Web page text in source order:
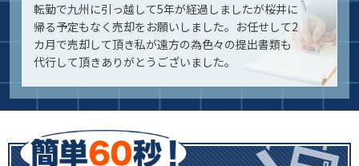
転勤で九州に引っ越して5年が経過しましたが桜井に
帰る予定もなく売却をお願いしました。お任せして2
カ月で売却して頂き私が遠方の為色々の提出書類も
代行して頂きありがとうございました。